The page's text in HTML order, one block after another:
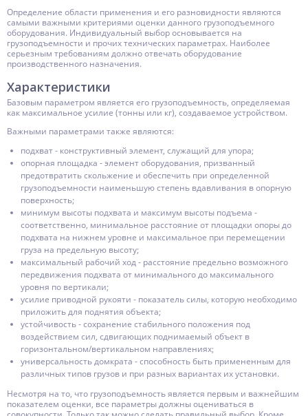
Определение области применения и его разновидности являются
самыми важными критериями оценки данного грузоподъемного
оборудования. Индивидуальный выбор основывается на
грузоподъемности и прочих технических параметрах. Наиболее
серьезным требованиям должно отвечать оборудование
производственного назначения.
Характеристики
Базовым параметром является его грузоподъемность, определяемая
как максимальное усилие (тонны или кг), создаваемое устройством.
Важными параметрами также являются:
подхват - конструктивный элемент, служащий для упора;
опорная площадка - элемент оборудования, призванный
предотвратить скольжение и обеспечить при определенной
грузоподъемности наименьшую степень вдавливания в опорную
поверхность;
минимум высоты подхвата и максимум высоты подъема -
соответственно, минимальное расстояние от площадки опоры до
подхвата на нижнем уровне и максимальное при перемещении
груза на предельную высоту;
максимальный рабочий ход - расстояние предельно возможного
передвижения подхвата от минимального до максимального
уровня по вертикали;
усилие приводной рукояти - показатель силы, которую необходимо
приложить для поднятия объекта;
устойчивость - сохранение стабильного положения под
воздействием сил, сдвигающих поднимаемый объект в
горизонтальном/вертикальном направлениях;
универсальность домкрата - способность быть примененным для
различных типов грузов и при разных вариантах их установки.
Несмотря на то, что грузоподъемность является первым и важнейшим
показателем оценки, все параметры должны оцениваться в